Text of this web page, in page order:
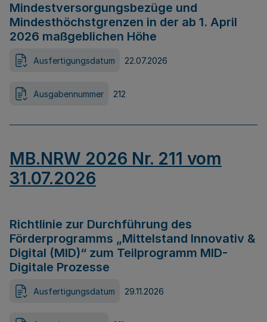
Mindestversorgungsbezüge und
Mindesthöchstgrenzen in der ab 1. April
2026 maßgeblichen Höhe
Ausfertigungsdatum 22.07.2026
Ausgabennummer 212
MB.NRW 2026 Nr. 211 vom
31.07.2026
Richtlinie zur Durchführung des
Förderprogramms „Mittelstand Innovativ &
Digital (MID)“ zum Teilprogramm MID-
Digitale Prozesse
Ausfertigungsdatum 29.11.2026